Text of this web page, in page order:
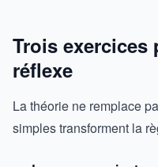
Trois exercices
réflexe
La théorie ne remplace
simples transforment la